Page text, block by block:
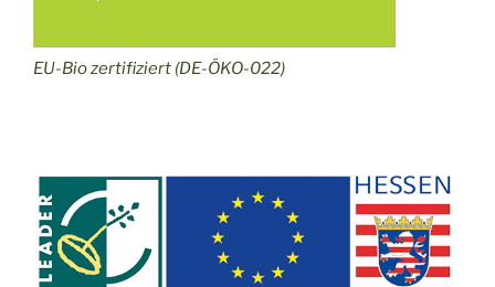
EU-Bio zertifiziert (DE-ÖKO-022)